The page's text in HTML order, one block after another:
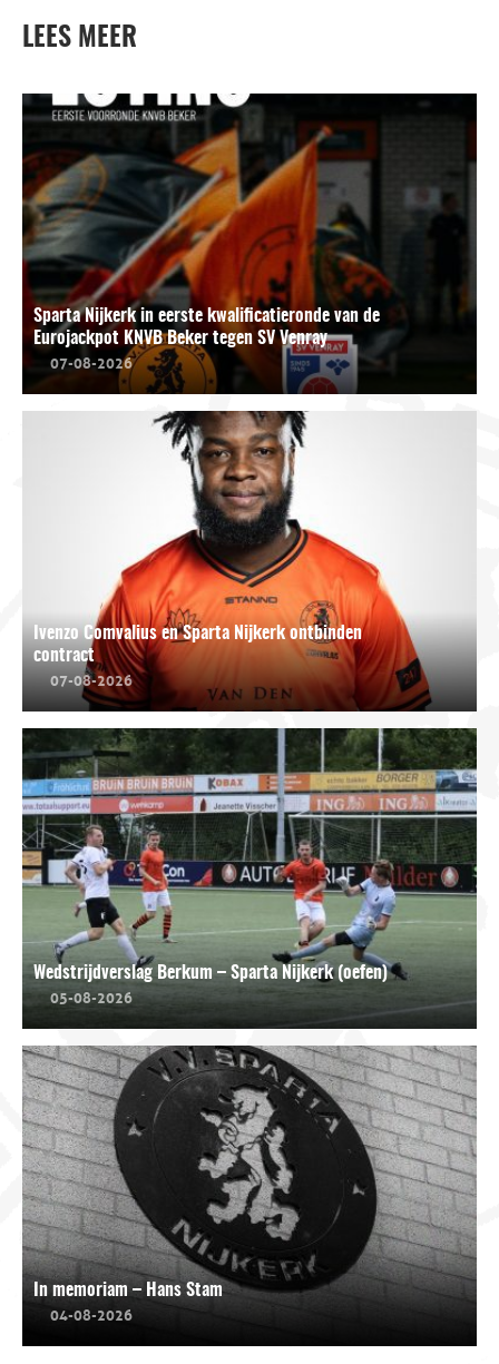
LEES MEER
Sparta Nijkerk in eerste kwalificatieronde van de
Eurojackpot KNVB Beker tegen SV Venray
07-08-2026
Ivenzo Comvalius en Sparta Nijkerk ontbinden
contract
07-08-2026
Wedstrijdverslag Berkum – Sparta Nijkerk (oefen)
05-08-2026
In memoriam – Hans Stam
04-08-2026